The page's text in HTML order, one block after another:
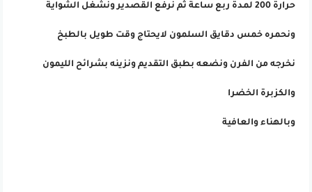
حرارة 200 لمدة ربع ساعة ثم نرفع القصدير ونشغل الشواية
ونحمره خمس دقايق السلمون لايحتاج وقت طويل بالطبخ
نخرجه من الفرن ونضعه بطبق التقديم ونزينه بشرائح الليمون
والكزبرة الخضرا
وبالهناء والعافية